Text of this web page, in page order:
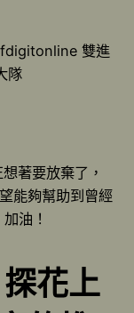
雙進
隊
著要放棄了，
能夠幫助到曾經
油！
花上